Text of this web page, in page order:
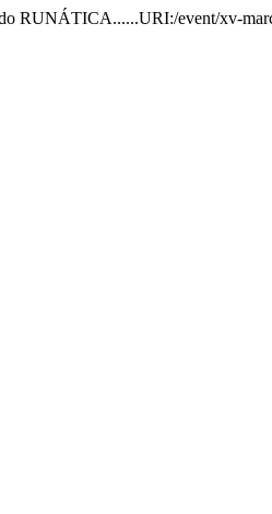
RUNÁTICA......URI:/event/xv-